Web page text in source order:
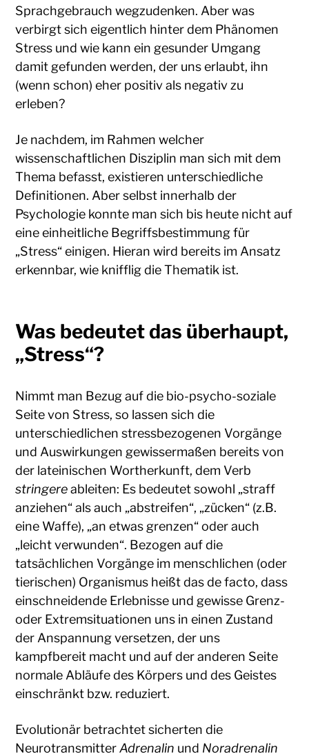
Sprachgebrauch wegzudenken. Aber was
verbirgt sich eigentlich hinter dem Phänomen
Stress und wie kann ein gesunder Umgang
damit gefunden werden, der uns erlaubt, ihn
(wenn schon) eher positiv als negativ zu
erleben?
Je nachdem, im Rahmen welcher
wissenschaftlichen Disziplin man sich mit dem
Thema befasst, existieren unterschiedliche
Definitionen. Aber selbst innerhalb der
Psychologie konnte man sich bis heute nicht auf
eine einheitliche Begriffsbestimmung für
„Stress“ einigen. Hieran wird bereits im Ansatz
erkennbar, wie knifflig die Thematik ist.
Was bedeutet das überhaupt,
„Stress“?
Nimmt man Bezug auf die bio-psycho-soziale
Seite von Stress, so lassen sich die
unterschiedlichen stressbezogenen Vorgänge
und Auswirkungen gewissermaßen bereits von
der lateinischen Wortherkunft, dem Verb
stringereableiten: Es bedeutet sowohl „straff
anziehen“ als auch „abstreifen“, „zücken“ (z.B.
eine Waffe), „an etwas grenzen“ oder auch
„leicht verwunden“. Bezogen auf die
tatsächlichen Vorgänge im menschlichen (oder
tierischen) Organismus heißt das de facto, dass
einschneidende Erlebnisse und gewisse Grenz-
oder Extremsituationen uns in einen Zustand
der Anspannung versetzen, der uns
kampfbereit macht und auf der anderen Seite
normale Abläufe des Körpers und des Geistes
einschränkt bzw. reduziert.
Evolutionär betrachtet sicherten die
NeurotransmitterAdrenalin und Noradrenalin